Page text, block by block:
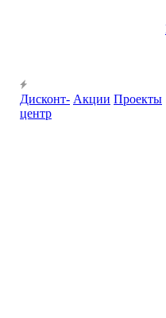
Дисконт-
центр
Акции Проекты